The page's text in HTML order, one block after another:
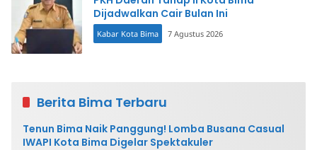
Dijadwalkan Cair Bulan Ini
Kabar Kota Bima 7 Agustus 2026
Berita Bima Terbaru
Tenun Bima Naik Panggung! Lomba Busana Casual
IWAPI Kota Bima Digelar Spektakuler